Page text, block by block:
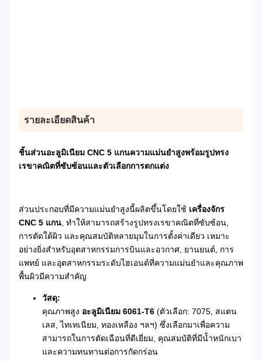
รายละเอียดสินค้า
ชิ้นส่วนอะลูมิเนียม CNC 5 แกนความแม่นยำสูงพร้อมรูปทรง
เรขาคณิตที่ซับซ้อนและตัวเลือกการตกแต่ง
ส่วนประกอบที่มีความแม่นยำสูงนี้ผลิตขึ้นโดยใช้ เครื่องจักร
CNC 5 แกน , ทำให้สามารถสร้างรูปทรงเรขาคณิตที่ซับซ้อน,
การตัดใต้ผิว และคุณสมบัติหลายมุมในการตั้งค่าเดียว เหมาะ
อย่างยิ่งสำหรับอุตสาหกรรมการบินและอวกาศ, ยานยนต์, การ
แพทย์ และอุตสาหกรรมระดับไฮเอนด์ที่ความแม่นยำและคุณภาพ
พื้นผิวมีความสำคัญ
วัสดุ:
คุณภาพสูง อะลูมิเนียม 6061-T6 (ตัวเลือก: 7075, สแตน
เลส, ไทเทเนียม, ทองเหลือง ฯลฯ) ซึ่งเลือกมาเพื่อความ
สามารถในการตัดเฉือนที่ดีเยี่ยม, คุณสมบัติที่มีน้ำหนักเบา
และความทนทานต่อการกัดกร่อน